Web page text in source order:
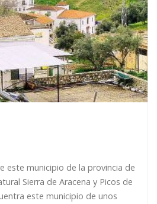
este municipio de la provincia de
Sierra de Aracena y Picos de
este municipio de unos